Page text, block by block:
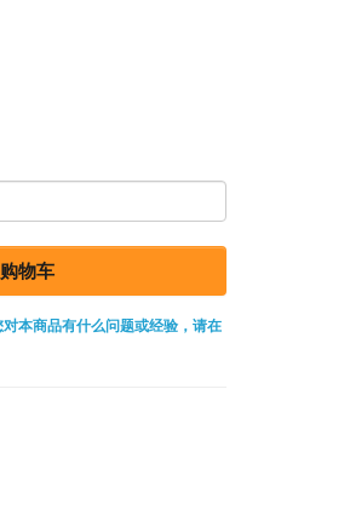
物车
本商品有什么问题或经验，请在